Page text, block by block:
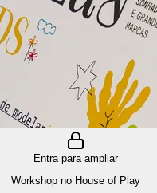
Entra para ampliar
Workshop no House of Play